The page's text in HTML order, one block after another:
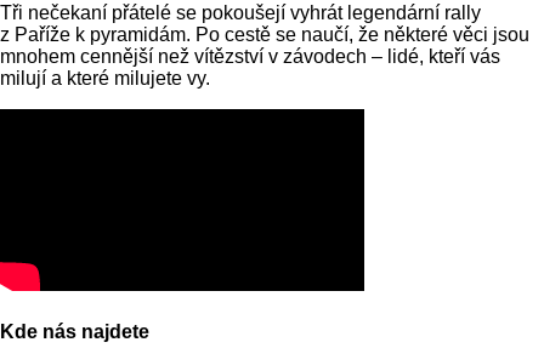
Tři nečekaní přátelé se pokoušejí vyhrát legendární rally
z Paříže k pyramidám. Po cestě se naučí, že některé věci jsou
mnohem cennější než vítězství v závodech – lidé, kteří vás
milují a které milujete vy.
Kde nás najdete